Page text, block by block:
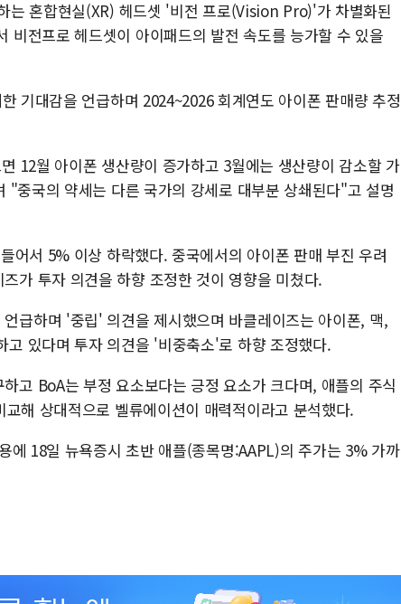
는 혼합현실(XR) 헤드셋 '비전 프로(Vision Pro)'가 차별화된
비전프로 헤드셋이 아이패드의 발전 속도를 능가할 수 있을
기대감을 언급하며 2024~2026 회계연도 아이폰 판매량 추정
12월 아이폰 생산량이 증가하고 3월에는 생산량이 감소할 가
중국의 약세는 다른 국가의 강세로 대부분 상쇄된다"고 설명
어서 5% 이상 하락했다. 중국에서의 아이폰 판매 부진 우려
가 투자 의견을 하향 조정한 것이 영향을 미쳤다.
급하며 '중립' 의견을 제시했으며 바클레이즈는 아이폰, 맥,
고 있다며 투자 의견을 '비중축소'로 하향 조정했다.
고 BoA는 부정 요소보다는 긍정 요소가 크다며, 애플의 주식
해 상대적으로 벨류에이션이 매력적이라고 분석했다.
에 18일 뉴욕증시 초반 애플(종목명:AAPL)의 주가는 3% 가까